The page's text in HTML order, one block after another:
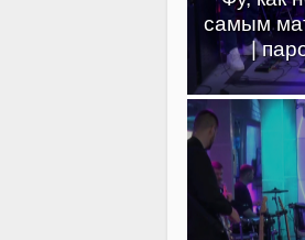
самым
|